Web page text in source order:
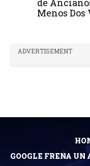
de
Menos
ADVERTISEMENT
GOOGLE FRENA